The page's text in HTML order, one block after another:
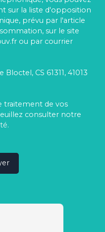
sur la liste d'opposition
prévu par l'article
sur le site
ou par courrier
CS 61311, 41013
traitement de vos
consulter notre
.